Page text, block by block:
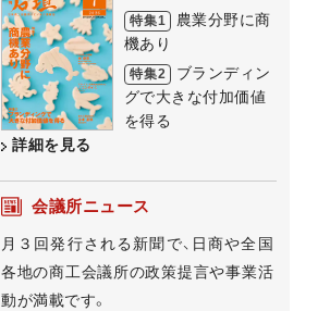
特集1
農業分野に商
機あり
特集2
ブランディン
グで大きな付加価値
を得る
詳細を見る
会議所ニュース
月３回発行される新聞で、日商や全国
各地の商工会議所の政策提言や事業活
動が満載です。